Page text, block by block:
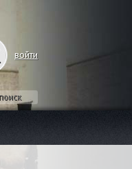
войти